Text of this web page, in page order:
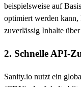
beispielsweise auf
optimiert werden kann,
zuverlässig Inhalte
2. Schnelle API-
Sanity.io nutzt ein